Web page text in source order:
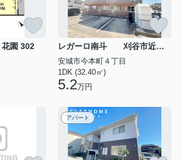
園 302 レガーロ南斗 刈谷市近郊の賃貸はクラスホーム刈谷店 201
安城市今本町４丁目
1DK (32.40㎡)
5.2万円
アパート